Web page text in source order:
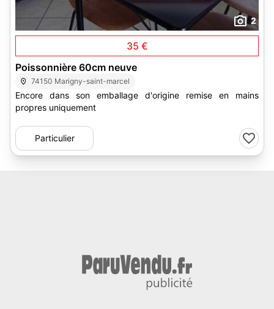
2
35 €
Poissonnière 60cm neuve
74150 Marigny-saint-marcel
Encore dans son emballage d'origine remise en mains
propres uniquement
Particulier